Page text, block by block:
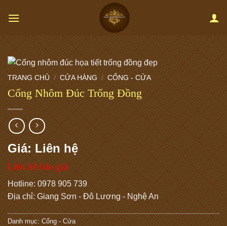
qua
TRANG CHỦ / CỬA HÀNG / CỔNG - CỬA
Cổng Nhôm Đúc Trống Đồng
Giá: Liên hệ
Liên hệ báo giá
Hotline: 0978 905 739
Địa chỉ: Giang Sơn - Đô Lương - Nghệ An
Danh mục: Cổng - Cửa